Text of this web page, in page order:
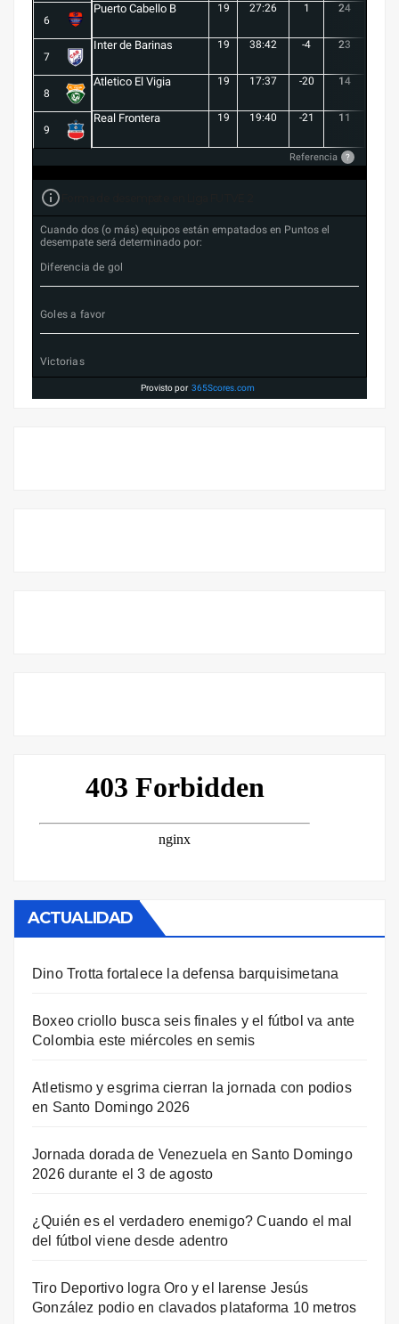
6
Puerto Cabello B 19 27:26 1 24
7
Inter de Barinas 19 38:42 -4 23
8
Atletico El Vigia 19 17:37 -20 14
9
Real Frontera 19 19:40 -21 11
Referencia ?
Cuando dos (o más) equipos están empatados en Puntos el
desempate será determinado por:
Diferencia de gol
Goles a favor
Victorias
Provisto por 365Scores.com
ACTUALIDAD
Dino Trotta fortalece la defensa barquisimetana
Boxeo criollo busca seis finales y el fútbol va ante
Colombia este miércoles en semis
Atletismo y esgrima cierran la jornada con podios
en Santo Domingo 2026
Jornada dorada de Venezuela en Santo Domingo
2026 durante el 3 de agosto
¿Quién es el verdadero enemigo? Cuando el mal
del fútbol viene desde adentro
Tiro Deportivo logra Oro y el larense Jesús
González podio en clavados plataforma 10 metros